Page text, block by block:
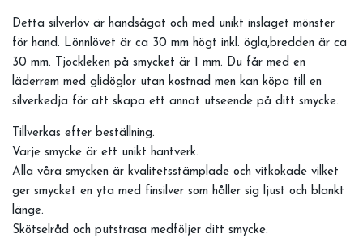
Detta silverlöv är handsågat och med unikt inslaget mönster
för hand. Lönnlövet är ca 30 mm högt inkl. ögla,bredden är ca
30 mm. Tjockleken på smycket är 1 mm. Du får med en
läderrem med glidöglor utan kostnad men kan köpa till en
silverkedja för att skapa ett annat utseende på ditt smycke.
Tillverkas efter beställning.
Varje smycke är ett unikt hantverk.
Alla våra smycken är kvalitetsstämplade och vitkokade vilket
ger smycket en yta med finsilver som håller sig ljust och blankt
länge.
Skötselråd och putstrasa medföljer ditt smycke.